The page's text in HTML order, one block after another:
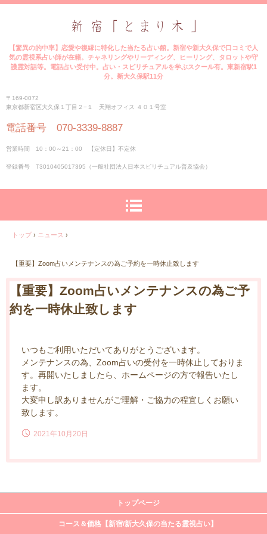
【驚異の的中率】恋愛や復縁に特化した当たる占い館。新宿や新大久保で口コミで人
気の霊視系占い師が在籍。チャネリングやリーディング、ヒーリング、タロットや守
護霊対話等。電話占い受付中。占い・スピリチュアルを学ぶスクール有。東新宿駅1
分。新大久保駅11分
〒169-0072
東京都新宿区大久保１丁目２−１ 天翔オフィス ４０１号室
電話番号 070-3339-8887
営業時間 10：00～21：00 【定休日】不定休
登録番号 T3010405017395（一般社団法人日本スピリチュアル普及協会）
トップ › ニュース ›
【重要】Zoom占いメンテナンスの為ご予約を一時休止致します
【重要】Zoom占いメンテナンスの為ご予
約を一時休止致します
いつもご利用いただいてありがとうございます。
メンテナンスの為、Zoom占いの受付を一時休止しておりま
す。再開いたしましたら、ホームページの方で報告いたし
ます。
大変申し訳ありませんがご理解・ご協力の程宜しくお願い
致します。
2021年10月20日
トップページ
コース＆価格【新宿/新大久保の当たる霊視占い】